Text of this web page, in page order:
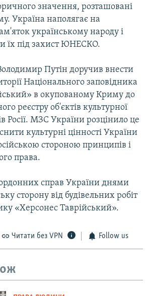
значення, розташовані
Україна наполягає на
українському народу і
їх під захист ЮНЕСКО.
Путін доручив внести
Національного заповідника
в окупованому Криму до
реєстру об'єктів культурної
Росії. МЗС України розцінило це
культурні цінності України
стороною принципів і
права.
справ України днями
сторону від будівельних робіт
«Херсонес Таврійський».
Читати без VPN Follow us